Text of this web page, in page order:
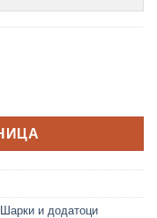
26 количина
Шарки и додатоци